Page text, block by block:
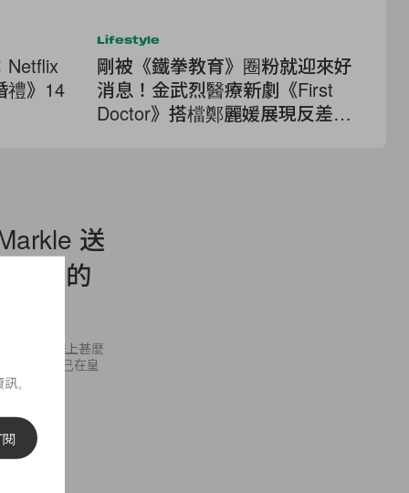
Netflix
禮》14
Lifestyle
剛被《鐵拳教育》圈粉就迎來好
消息！金武烈醫療新劇《First
Doctor》搭檔鄭麗媛展現反差溫
送
收到的
便是該送上甚麼
Markle 早已在皇
。